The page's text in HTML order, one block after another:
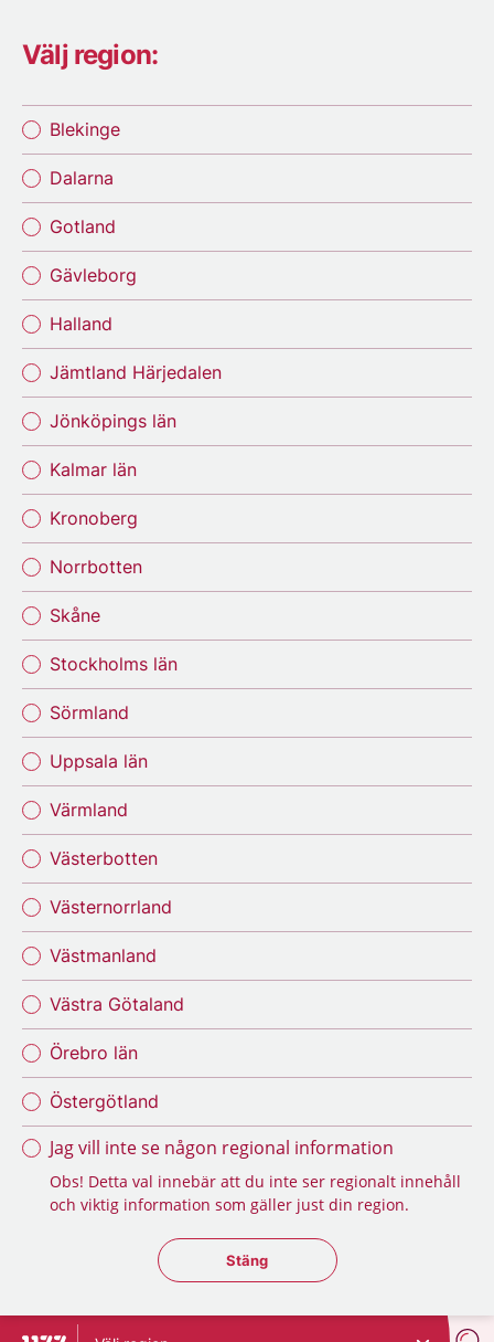
Välj region:
Blekinge
Dalarna
Gotland
Gävleborg
Halland
Jämtland Härjedalen
Jönköpings län
Kalmar län
Kronoberg
Norrbotten
Skåne
Stockholms län
Sörmland
Uppsala län
Värmland
Västerbotten
Västernorrland
Västmanland
Västra Götaland
Örebro län
Östergötland
Jag vill inte se någon regional information
Obs! Detta val innebär att du inte ser regionalt innehåll
och viktig information som gäller just din region.
Stäng regionsväljaren
Stäng